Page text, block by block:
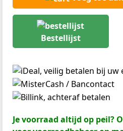
Bestellijst
Je voorraad altijd op peil?